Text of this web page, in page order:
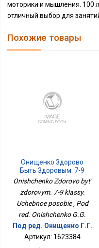
моторики и мышления. 100
отличный выбор для
Похожие товары
Онищенко Здорово
Быть Здоровым. 7-9
Классы. Учебное
Onishchenko Zdorovo byt'
zdorovym. 7-9 klassy.
Uchebnoe posobie , Pod
red. Onishchenko G.G.
Под ред. Онищенко Г.Г.
Артикул: 1623384